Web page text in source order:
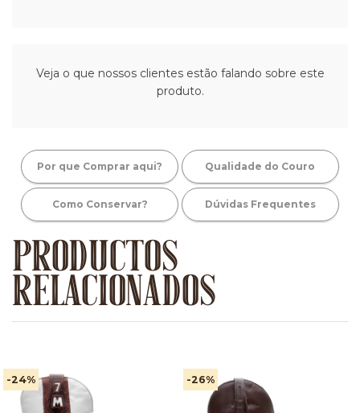
Veja o que nossos clientes estão falando sobre este
produto.
Por que Comprar aqui? Qualidade do Couro
Como Conservar? Dúvidas Frequentes
PRODUCTOS
RELACIONADOS
-24% -26%